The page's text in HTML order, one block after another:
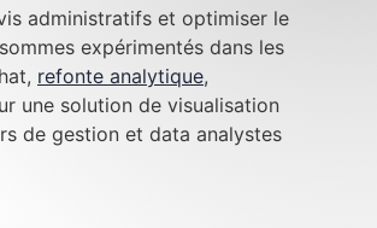
administratifs et optimiser le
expérimentés dans les
refonte analytique,
une solution de visualisation
de gestion et data analystes